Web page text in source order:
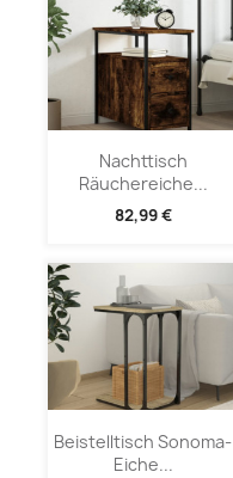
Nachttisch
Räuchereiche...
82,99 €
Beistelltisch Sonoma-
Eiche...